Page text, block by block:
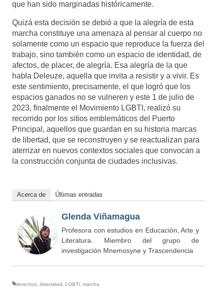
que han sido marginadas históricamente.
Quizá esta decisión se debió a que la alegría de esta
marcha constituye una amenaza al pensar al cuerpo no
solamente como un espacio que reproduce la fuerza del
trabajo, sino también como un espacio de identidad, de
afectos, de placer, de alegría. Esa alegría de la que
habla Deleuze, aquella que invita a resistir y a vivir. Es
este sentimiento, precisamente, el que logró que los
espacios ganados no se vulneren y este 1 de julio de
2023, finalmente el Movimiento LGBTI, realizó su
recorrido por los sitios emblemáticos del Puerto
Principal, aquellos que guardan en su historia marcas
de libertad, que se reconstruyen y se reactualizan para
aterrizar en nuevos contextos sociales que convocan a
la construcción conjunta de ciudades inclusivas.
Acerca de Últimas entradas
Glenda Viñamagua
Profesora con estudios en Educación, Arte y
Literatura. Miembro del grupo de
investigación Mnemosyne y Trascendencia
derechos diversidad LGBTI marcha